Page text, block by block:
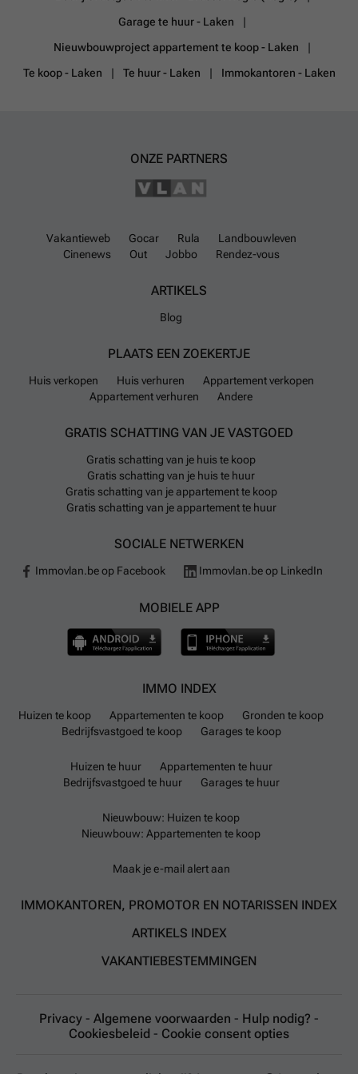
Garage te huur - Laken
Nieuwbouwproject appartement te koop - Laken
Te koop - Laken
Te huur - Laken Immokantoren - Laken
ONZE PARTNERS
Vakantieweb Gocar Rula
Landbouwleven
Cinenews
Out Jobbo Rendez-vous
ARTIKELS
Blog
PLAATS EEN ZOEKERTJE
Huis verkopen Huis verhuren
Appartement verkopen
Appartement verhuren
Andere
GRATIS SCHATTING VAN JE VASTGOED
Gratis schatting van je huis te koop
Gratis schatting van je huis te huur
Gratis schatting van je appartement te koop
Gratis schatting van je appartement te huur
SOCIALE NETWERKEN
Immovlan.be op Facebook Immovlan.be op LinkedIn
MOBIELE APP
IMMO INDEX
Huizen te koop Appartementen te koop
Gronden te koop
Bedrijfsvastgoed te koop
Garages te koop
Huizen te huur
Appartementen te huur
Bedrijfsvastgoed te huur
Garages te huur
Nieuwbouw: Huizen te koop
Nieuwbouw: Appartementen te koop
Maak je e-mail alert aan
IMMOKANTOREN, PROMOTOR EN NOTARISSEN INDEX
ARTIKELS INDEX
VAKANTIEBESTEMMINGEN
Privacy - Algemene voorwaarden - Hulp nodig? -
Cookiesbeleid - Cookie consent opties